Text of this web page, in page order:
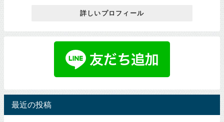
詳しいプロフィール
最近の投稿